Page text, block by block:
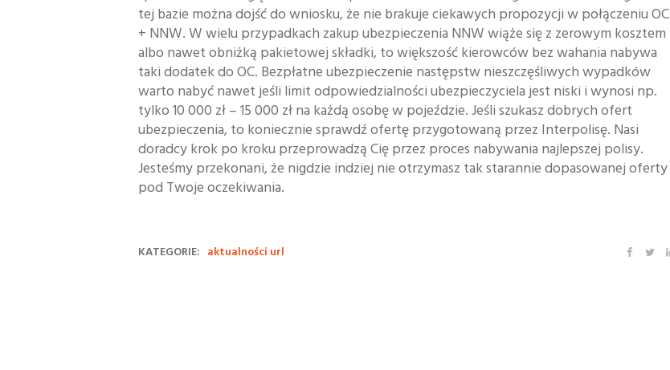
tej bazie można dojść do wniosku, że nie brakuje ciekawych propozycji w połączeniu OC
+ NNW. W wielu przypadkach zakup ubezpieczenia NNW wiąże się z zerowym kosztem
albo nawet obniżką pakietowej składki, to większość kierowców bez wahania nabywa
taki dodatek do OC. Bezpłatne ubezpieczenie następstw nieszczęśliwych wypadków
warto nabyć nawet jeśli limit odpowiedzialności ubezpieczyciela jest niski i wynosi np.
tylko 10 000 zł – 15 000 zł na każdą osobę w pojeździe. Jeśli szukasz dobrych ofert
ubezpieczenia, to koniecznie sprawdź ofertę przygotowaną przez Interpolisę. Nasi
doradcy krok po kroku przeprowadzą Cię przez proces nabywania najlepszej polisy.
Jesteśmy przekonani, że nigdzie indziej nie otrzymasz tak starannie dopasowanej oferty
pod Twoje oczekiwania.
KATEGORIE: aktualności url